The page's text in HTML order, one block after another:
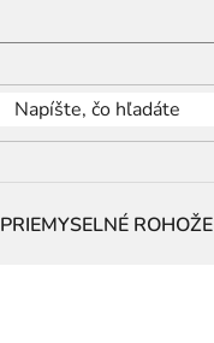
PRIEMYSELNÉ ROHOŽE